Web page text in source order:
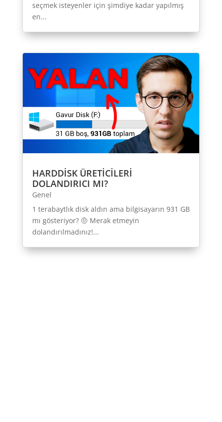
seçmek isteyenler için şimdiye kadar yapılmış
en...
HARDDİSK ÜRETİCİLERİ
DOLANDIRICI MI?
Genel
1 terabaytlık disk aldın ama bilgisayarın 931 GB
mı gösteriyor? 🤨 Merak etmeyin
dolandırılmadınız!...